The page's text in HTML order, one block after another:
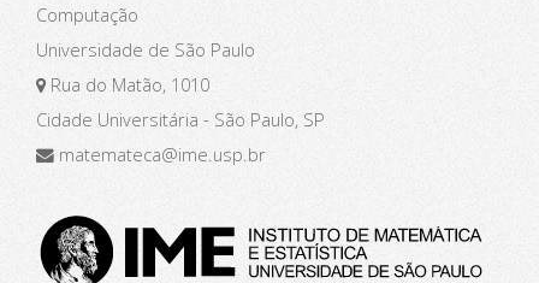
Computação
Universidade de São Paulo
Rua do Matão, 1010
Cidade Universitária - São Paulo, SP
matemateca@ime.usp.br